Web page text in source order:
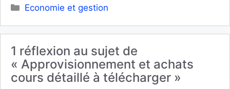
Catégories
Economie et gestion
1 réflexion au sujet de
« Approvisionnement et achats
cours détaillé à télécharger »